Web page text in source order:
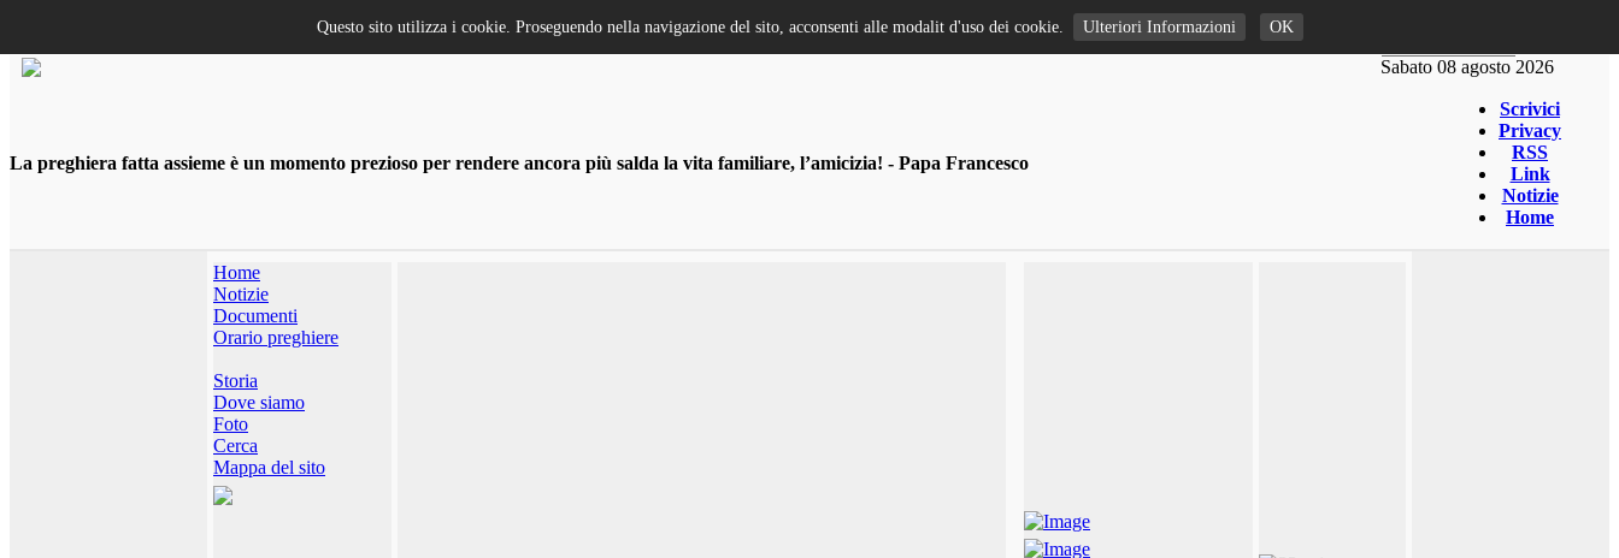
Sabato 08 agosto 2026
La preghiera fatta assieme è un momento prezioso per rendere ancora più salda la vita familiare, l’amicizia! - Papa Francesco
Scrivici
Privacy
RSS
Link
Notizie
Home
Home
Notizie
Documenti
Orario preghiere
Storia
Dove siamo
Foto
Cerca
Mappa del sito
Questo sito utilizza i cookie. Proseguendo nella navigazione del sito, acconsenti alle modalit d'uso dei cookie. Ulteriori Informazioni OK